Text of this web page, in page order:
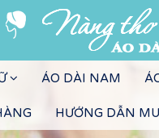
ÁO DÀI NAM
HƯỚNG DẪN